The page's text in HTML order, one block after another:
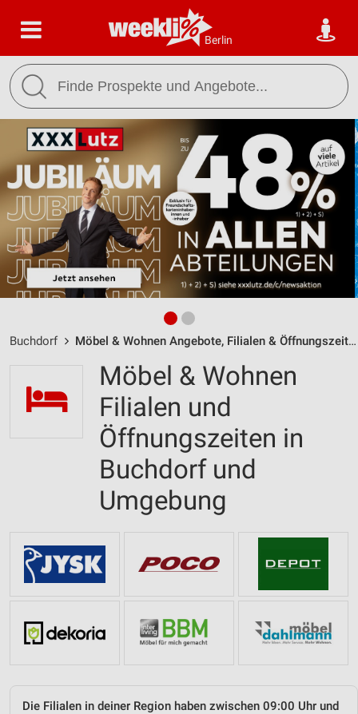
Berlin
Buchdorf Möbel & Wohnen Angebote, Filialen & Öffnungszeiten
Möbel & Wohnen
Filialen und
Öffnungszeiten in
Buchdorf und
Umgebung
Die Filialen in deiner Region haben zwischen 09:00 Uhr und